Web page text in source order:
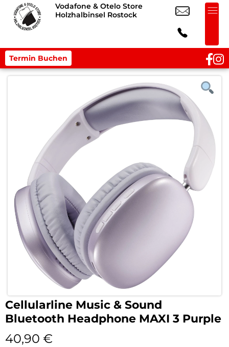
Vodafone & Otelo Store
Holzhalbinsel Rostock
Termin Buchen
Cellularline Music & Sound
Bluetooth Headphone MAXI 3 Purple
40,90 €